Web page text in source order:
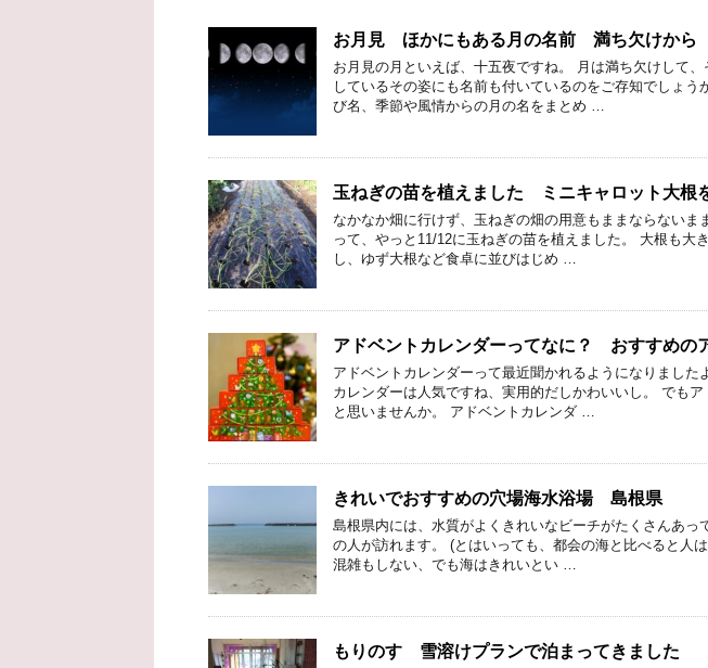
お月見 ほかにもある月の名前 満ち欠けから
お月見の月といえば、十五夜ですね。 月は満ち欠けして
しているその姿にも名前も付いているのをご存知でしょう
び名、季節や風情からの月の名をまとめ …
玉ねぎの苗を植えました ミニキャロット大
なかなか畑に行けず、玉ねぎの畑の用意もままならないま
って、やっと11/12に玉ねぎの苗を植えました。 大根も大
し、ゆず大根など食卓に並びはじめ …
アドベントカレンダーってなに？ おすすめの
アドベントカレンダーって最近聞かれるようになりました
カレンダーは人気ですね、実用的だしかわいいし。 でも
と思いませんか。 アドベントカレンダ …
きれいでおすすめの穴場海水浴場 島根県
島根県内には、水質がよくきれいなビーチがたくさんあっ
の人が訪れます。 (とはいっても、都会の海と比べると人
混雑もしない、でも海はきれいとい …
もりのす 雪溶けプランで泊まってきました